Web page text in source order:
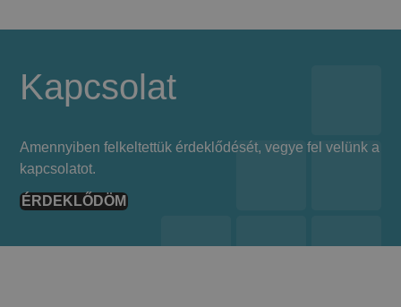
Kapcsolat
Amennyiben felkeltettük érdeklődését, vegye fel velünk a
kapcsolatot.
ÉRDEKLŐDÖM